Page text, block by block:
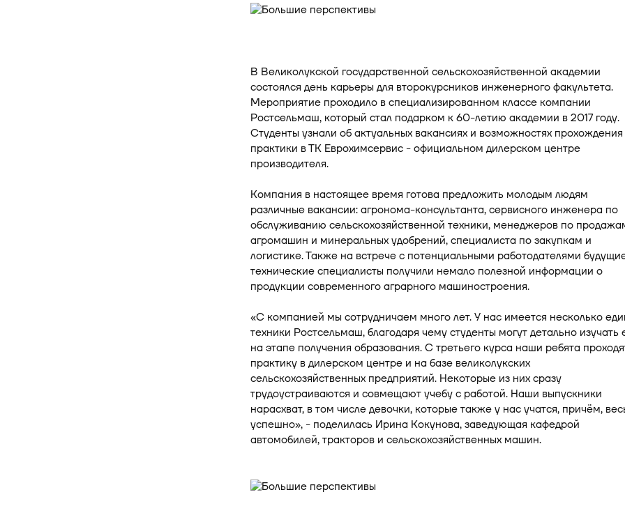
В Великолукской государственной сельскохозяйственной академии
состоялся день карьеры для второкурсников инженерного факультета.
Мероприятие проходило в специализированном классе компании
Ростсельмаш, который стал подарком к 60-летию академии в 2017 году.
Студенты узнали об актуальных вакансиях и возможностях прохождения
практики в ТК Еврохимсервис - официальном дилерском центре
производителя.
Компания в настоящее время готова предложить молодым людям
различные вакансии: агронома-консультанта, сервисного инженера по
обслуживанию сельскохозяйственной техники, менеджеров по
агромашин и минеральных удобрений, специалиста по закупкам и
логистике. Также на встрече с потенциальными работодателями
технические специалисты получили немало полезной информации о
продукции современного аграрного машиностроения.
«С компанией мы сотрудничаем много лет. У нас имеется несколько
техники Ростсельмаш, благодаря чему студенты могут детально изучать
на этапе получения образования. С третьего курса наши ребята
практику в дилерском центре и на базе великолукских
сельскохозяйственных предприятий. Некоторые из них сразу
трудоустраиваются и совмещают учебу с работой. Наши выпускники
нарасхват, в том числе девочки, которые также у нас учатся, причём,
успешно», - поделилась Ирина Кокунова, заведующая кафедрой
автомобилей, тракторов и сельскохозяйственных машин.